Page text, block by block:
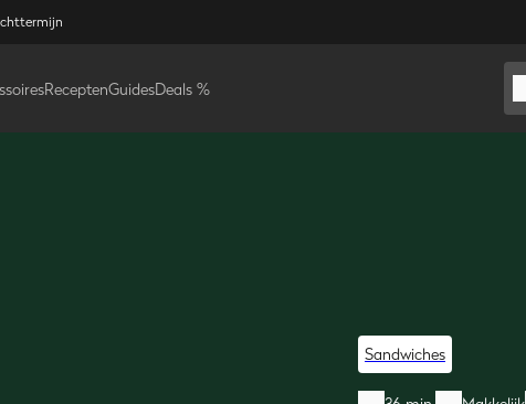
ReceptenGuidesDeals %
Sandwiches